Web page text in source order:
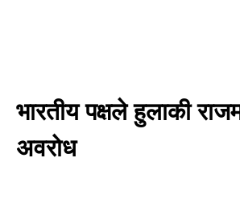
भारतीय पक्षले हुलाकी
अवरोध